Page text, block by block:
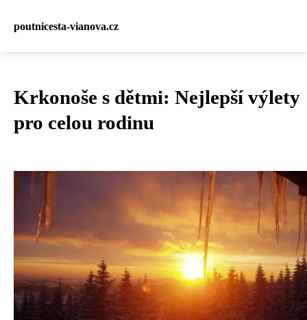
poutnicesta-vianova.cz
Krkonoše s dětmi: Nejlepší výlety
pro celou rodinu